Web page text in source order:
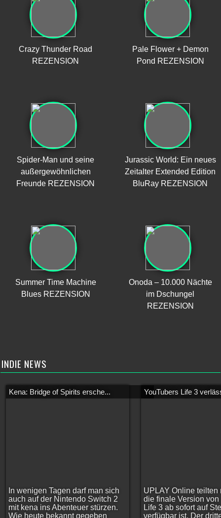
Crazy Thunder Road
REZENSION
Pale Flower + Demon
Pond REZENSION
Spider-Man und seine
außergewöhnlichen
Freunde REZENSION
Jurassic World: Ein neues
Zeitalter Extended Edition
BluRay REZENSION
Summer Time Machine
Blues REZENSION
Onoda – 10.000 Nächte
im Dschungel
REZENSION
INDIE NEWS
Kena: Bridge of Spirits ersche...
In wenigen Tagen darf man sich
auch auf der Nintendo Switch 2
mit kena ins Abenteuer stürzen.
Wie heute bekannt gegeben
YouTubers Life 3
UPLAY Online teilten
die finale Version von
Life 3 ab sofort auf
verfügbar ist. Der